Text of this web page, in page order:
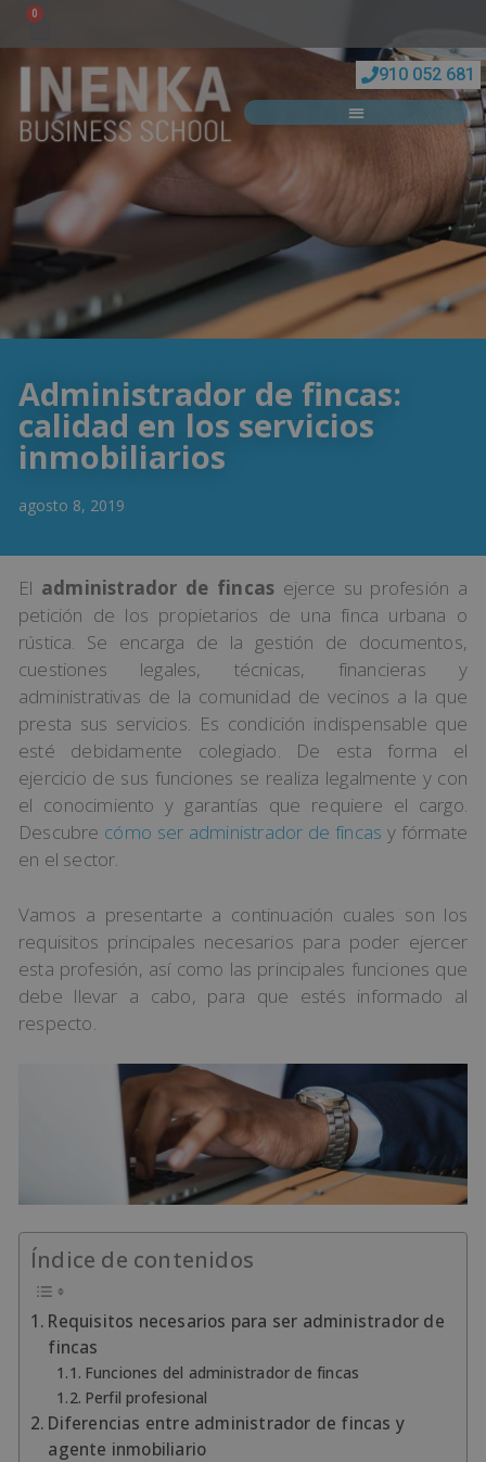
0
910 052 681
Administrador de fincas:
calidad en los servicios
inmobiliarios
agosto 8, 2019
El administrador de fincas ejerce su profesión a
petición de los propietarios de una finca urbana o
rústica. Se encarga de la gestión de documentos,
cuestiones legales, técnicas, financieras y
administrativas de la comunidad de vecinos a la que
presta sus servicios. Es condición indispensable que
esté debidamente colegiado. De esta forma el
ejercicio de sus funciones se realiza legalmente y con
el conocimiento y garantías que requiere el cargo.
Descubre cómo ser administrador de fincas y fórmate
en el sector.
Vamos a presentarte a continuación cuales son los
requisitos principales necesarios para poder ejercer
esta profesión, así como las principales funciones que
debe llevar a cabo, para que estés informado al
respecto.
Índice de contenidos
Requisitos necesarios para ser administrador de
fincas
Funciones del administrador de fincas
Perfil profesional
Diferencias entre administrador de fincas y
agente inmobiliario